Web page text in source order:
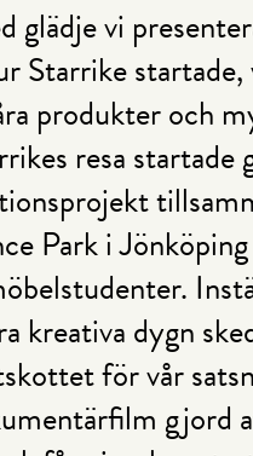
glädje vi
Starrike startade,
produkter och
resa startade
Park i
kreativa dygn
för vår
gjord